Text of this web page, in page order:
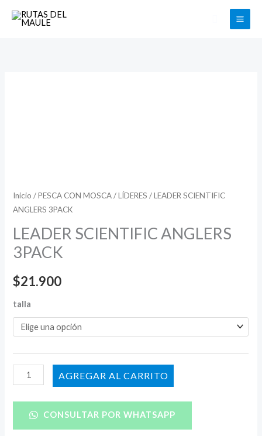
Buscar
Inicio /PESCA CON MOSCA/LÍDERES / LEADER SCIENTIFIC
ANGLERS 3PACK
LEADER SCIENTIFIC ANGLERS
3PACK
$21.900
talla
AÑADIR AL CARRITO
CONSULTAR POR WHATSAPP